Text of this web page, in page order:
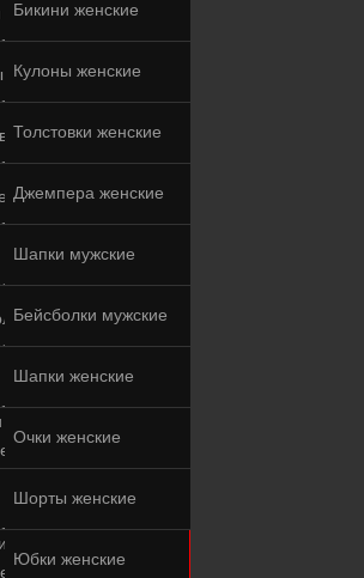
Бикини женские
Кулоны женские
Толстовки женские
Джемпера женские
Шапки мужские
Бейсболки мужские
Шапки женские
Очки женские
Шорты женские
Юбки женские